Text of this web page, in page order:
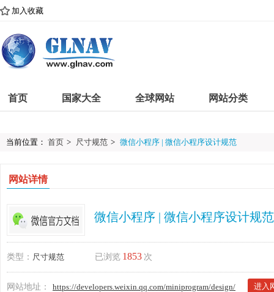
加入收藏
首页 国家大全 全球网站 网站分类
当前位置： 首页 > 尺寸规范 > 微信小程序 | 微信小程序设计规范
网站详情
微信小程序 | 微信小程序设计规范
类型： 尺寸规范 已浏览 1853 次
网站地址： https://developers.weixin.qq.com/miniprogram/design/ 进入